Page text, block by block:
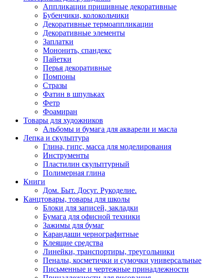
Аппликации пришивные декоративные
Бубенчики, колокольчики
Декоративные термоаппликации
Декоративные элементы
Заплатки
Мононить, спандекс
Пайетки
Перья декоративные
Помпоны
Стразы
Фатин в шпульках
Фетр
Фоамиран
Товары для художников
Альбомы и бумага для акварели и масла
Лепка и скульптура
Глина, гипс, масса для моделирования
Инструменты
Пластилин скульптурный
Полимерная глина
Книги
Дом. Быт. Досуг. Рукоделие.
Канцтовары, товары для школы
Блоки для записей, закладки
Бумага для офисной техники
Зажимы для бумаг
Карандаши чернографитные
Клеящие средства
Линейки, транспортиры, треугольники
Пеналы, косметички и сумочки универсальные
Письменные и чертежные принадлежности